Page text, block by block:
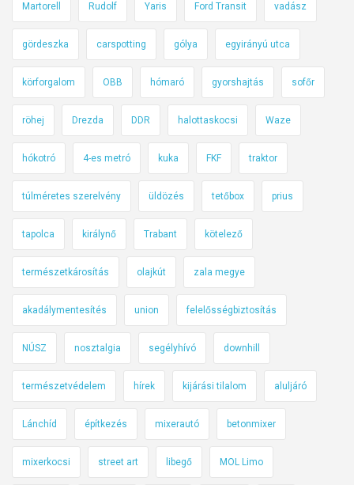
Martorell Rudolf Yaris Ford Transit vadász
gördeszka carspotting gólya egyirányú utca
körforgalom OBB hómaró gyorshajtás sofőr
röhej Drezda DDR halottaskocsi Waze
hókotró 4-es metró kuka FKF traktor
túlméretes szerelvény üldözés tetőbox prius
tapolca királynő Trabant kötelező
természetkárosítás olajkút zala megye
akadálymentesítés union felelősségbiztosítás
NÚSZ nosztalgia segélyhívó downhill
természetvédelem hírek kijárási tilalom aluljáró
Lánchíd építkezés mixerautó betonmixer
mixerkocsi street art libegő MOL Limo